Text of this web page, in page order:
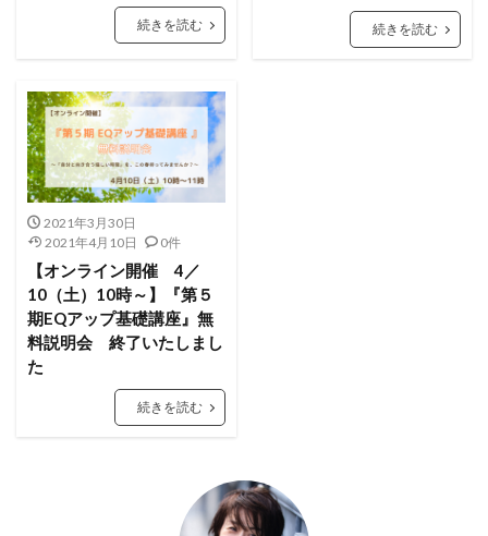
続きを読む 続きを読む
2021年3月30日
2021年4月10日
0件
【オンライン開催 4／
10（土）10時～】『第５
期EQアップ基礎講座』無
料説明会 終了いたしまし
た
続きを読む